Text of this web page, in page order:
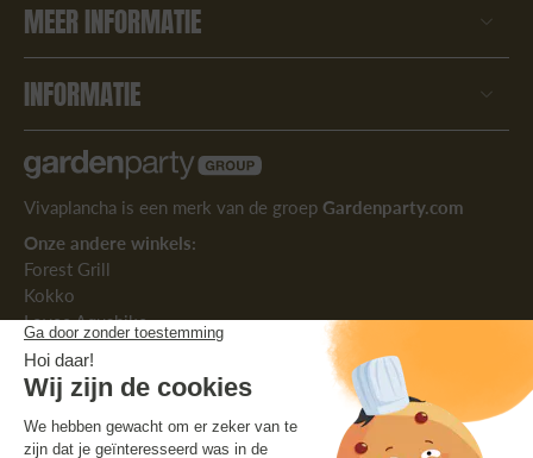
MEER INFORMATIE
INFORMATIE
Vivaplancha is een merk van de groep Gardenparty.com
Onze andere winkels:
Forest Grill
Kokko
Lovee Aquabike
Cabanaclim
Volg ons: